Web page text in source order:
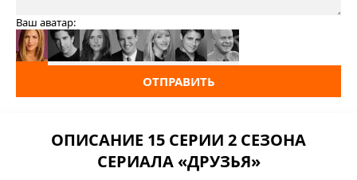
Ваш аватар:
ОТПРАВИТЬ
ОПИСАНИЕ 15 СЕРИИ 2 СЕЗОНА
СЕРИАЛА «ДРУЗЬЯ»